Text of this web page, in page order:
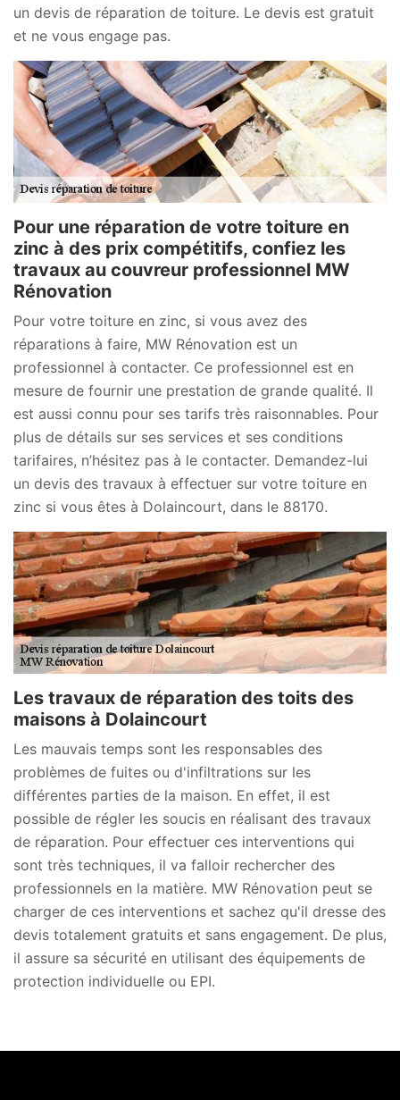
un devis de réparation de toiture. Le devis est gratuit
et ne vous engage pas.
Pour une réparation de votre toiture en
zinc à des prix compétitifs, confiez les
travaux au couvreur professionnel MW
Rénovation
Pour votre toiture en zinc, si vous avez des
réparations à faire, MW Rénovation est un
professionnel à contacter. Ce professionnel est en
mesure de fournir une prestation de grande qualité. Il
est aussi connu pour ses tarifs très raisonnables. Pour
plus de détails sur ses services et ses conditions
tarifaires, n’hésitez pas à le contacter. Demandez-lui
un devis des travaux à effectuer sur votre toiture en
zinc si vous êtes à Dolaincourt, dans le 88170.
Les travaux de réparation des toits des
maisons à Dolaincourt
Les mauvais temps sont les responsables des
problèmes de fuites ou d'infiltrations sur les
différentes parties de la maison. En effet, il est
possible de régler les soucis en réalisant des travaux
de réparation. Pour effectuer ces interventions qui
sont très techniques, il va falloir rechercher des
professionnels en la matière. MW Rénovation peut se
charger de ces interventions et sachez qu'il dresse des
devis totalement gratuits et sans engagement. De plus,
il assure sa sécurité en utilisant des équipements de
protection individuelle ou EPI.